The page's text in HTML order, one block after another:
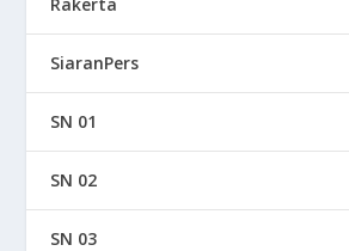
SiaranPers
SN 01
SN 02
SN 03